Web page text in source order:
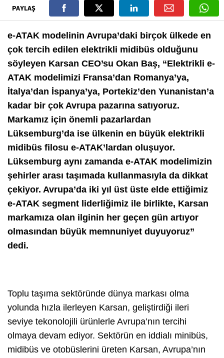
PAYLAŞ
e-ATAK modelinin Avrupa’daki birçok ülkede en
çok tercih edilen elektrikli midibüs olduğunu
söyleyen Karsan CEO’su Okan Baş, “Elektrikli e-
ATAK modelimizi Fransa’dan Romanya’ya,
İtalya’dan İspanya’ya, Portekiz’den Yunanistan’a
kadar bir çok Avrupa pazarına satıyoruz.
Markamız için önemli pazarlardan
Lüksemburg’da ise ülkenin en büyük elektrikli
midibüs filosu e-ATAK’lardan oluşuyor.
Lüksemburg aynı zamanda e-ATAK modelimizin
şehirler arası taşımada kullanmasıyla da dikkat
çekiyor. Avrupa’da iki yıl üst üste elde ettiğimiz
e-ATAK segment liderliğimiz ile birlikte, Karsan
markamıza olan ilginin her geçen gün artıyor
olmasından büyük memnuniyet duyuyoruz”
dedi.
Toplu taşıma sektöründe dünya markası olma
yolunda hızla ilerleyen Karsan, geliştirdiği ileri
seviye tekonolojili ürünlerle Avrupa’nın tercihi
olmaya devam ediyor. Sektörün en iddialı minibüs,
midibüs ve otobüslerini üreten Karsan, Avrupa’nın